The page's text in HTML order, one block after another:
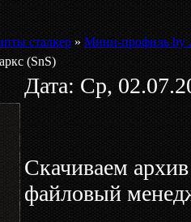
сталкер » Мини-профиль by
(SnS)
Дата: Ср,
Скачиваем
файловый